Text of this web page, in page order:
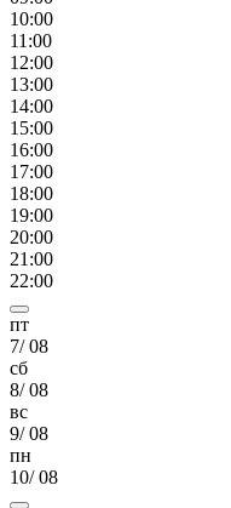
10:00
11 :00
12:00
13:00
14:00
15:00
16:00
17:00
18:00
19:00
20:00
21 :00
22:00
пт
7/08
сб
8/08
вс
9/08
пн
10/08